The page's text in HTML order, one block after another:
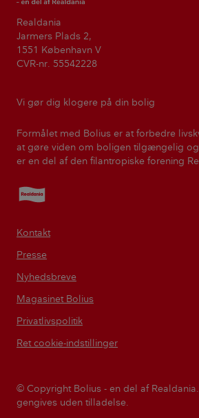
Realdania
Jarmers Plads 2,
1551 København V
CVR-nr. 55542228
Vi gør dig klogere på din bolig
Formålet med Bolius er at forbedre
at gøre viden om boligen tilgængelig
er en del af den filantropiske forening
Realdania
Kontakt
Presse
Nyhedsbreve
Magasinet Bolius
Privatlivspolitik
Ret cookie-indstillinger
© Copyright Bolius - en del af
gengives uden tilladelse.